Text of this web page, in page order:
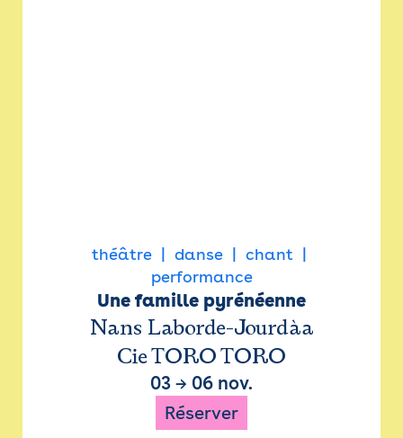
théâtre danse
chant
performance
Une famille pyrénéenne
Nans Laborde-Jourdàa
Cie TORO TORO
03 → 06 nov.
Réserver